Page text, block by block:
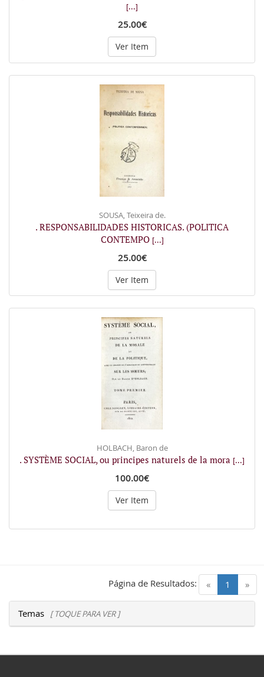
[...]
25.00€
Ver Item
SOUSA, Teixeira de.
. RESPONSABILIDADES HISTORICAS. (POLITICA
CONTEMPO [...]
25.00€
Ver Item
HOLBACH, Baron de
. SYSTÈME SOCIAL, ou principes naturels de la mora [...]
100.00€
Ver Item
« 1 (current)
»
Página de Resultados:
Temas [ TOQUE PARA VER ]